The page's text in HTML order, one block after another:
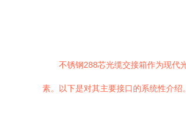
不锈钢288芯光缆交接箱作为现代
素。以下是对其主要接口的系统性介绍。